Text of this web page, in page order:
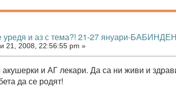
и аз с тема?! 21-27 януари-
21, 2008, 22:56:55 pm »
акушерки и АГ лекари. Да са ни живи и
да се родят!